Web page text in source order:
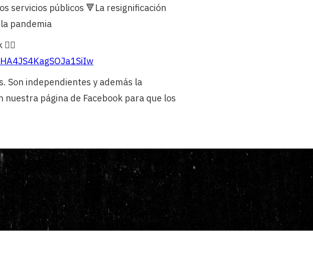
servicios públicos 🔻La resignificación
pandemia
Son independientes y además la
página de Facebook para que los